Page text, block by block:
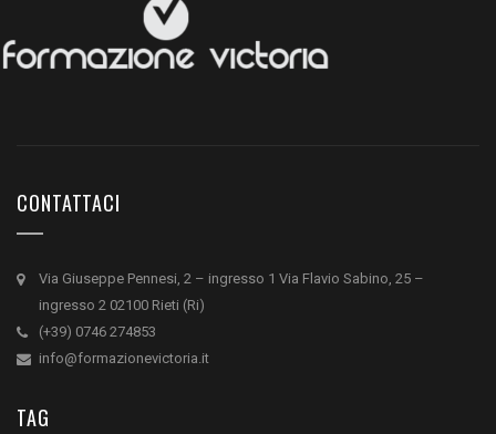
CONTATTACI
Via Giuseppe Pennesi, 2 – ingresso 1 Via Flavio Sabino, 25 –
ingresso 2 02100 Rieti (Ri)
(+39) 0746 274853
info@formazionevictoria.it
TAG